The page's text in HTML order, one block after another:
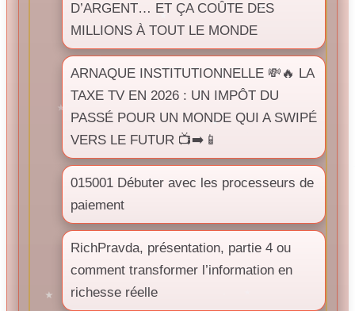
D’ARGENT… ET ÇA COÛTE DES
MILLIONS À TOUT LE MONDE
ARNAQUE INSTITUTIONNELLE 💸🔥 LA
TAXE TV EN 2026 : UN IMPÔT DU
PASSÉ POUR UN MONDE QUI A SWIPÉ
VERS LE FUTUR 📺➡️📱
015001 Débuter avec les processeurs de
paiement
RichPravda, présentation, partie 4 ou
comment transformer l’information en
richesse réelle